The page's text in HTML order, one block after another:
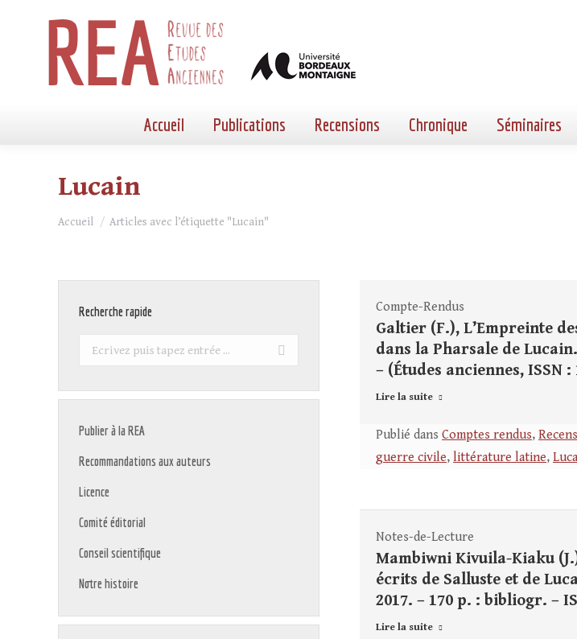
Accueil Publications Recensions Chronique Séminaires
Lucain
Vous êtes ici :
Accueil Articles avec l’étiquette "Lucain"
Compte-Rendus
Galtier (F.), L’Empreinte
dans la Pharsale de
– (Études anciennes, ISSN
Lire la suite
Publié dans Comptes rendus,
guerre civile, littérature latine,
Notes-de-Lecture
Mambiwni Kivuila-Kiaku
écrits de Salluste et de
2017. – 170 p. : bibliogr. –
Lire la suite
Recherche rapide
Recherche
Publier à la REA
Recommandations aux auteurs
Licence
Comité éditorial
Conseil scientifique
Notre histoire